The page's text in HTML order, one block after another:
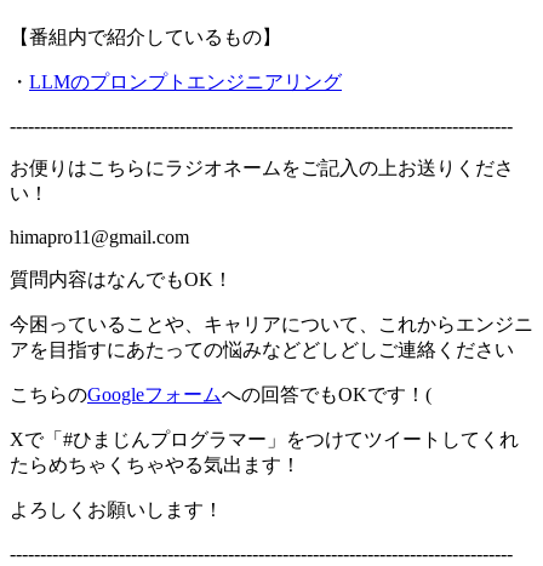
【番組内で紹介しているもの】
・ LLMのプロンプトエンジニアリング
-----------------------------------------------------------------------------------
お便りはこちらにラジオネームをご記入の上お送りくださ
い！
himapro11@gmail.com
質問内容はなんでもOK！
今困っていることや、キャリアについて、これからエンジニ
アを目指すにあたっての悩みなどどしどしご連絡ください
こちらのGoogleフォームへの回答でもOKです！(
Xで「#ひまじんプログラマー」をつけてツイートしてくれ
たらめちゃくちゃやる気出ます！
よろしくお願いします！
-----------------------------------------------------------------------------------